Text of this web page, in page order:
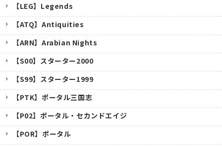
【LEG】Legends
【ATQ】Antiquities
【ARN】Arabian Nights
【S00】スターター2000
【S99】スターター1999
【PTK】ポータル三国志
【P02】ポータル・セカンドエイジ
【POR】ポータル